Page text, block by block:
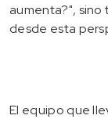
aumenta?", sino
desde esta
El equipo que